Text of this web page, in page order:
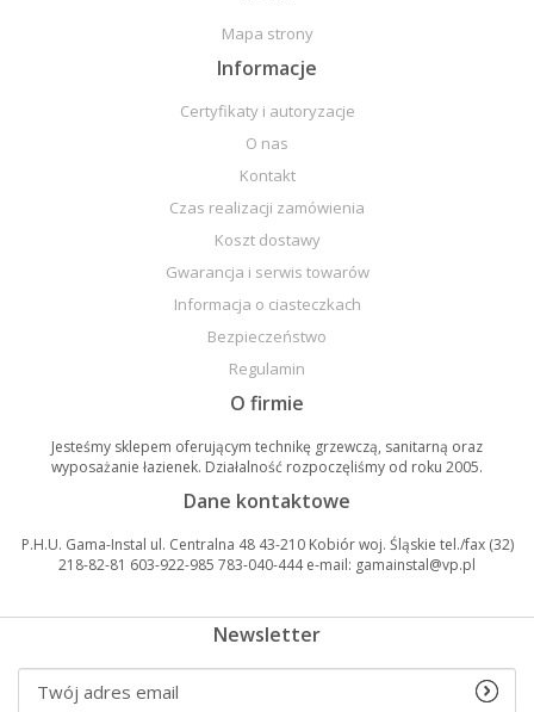
Mapa strony
Informacje
Certyfikaty i autoryzacje
O nas
Kontakt
Czas realizacji zamówienia
Koszt dostawy
Gwarancja i serwis towarów
Informacja o ciasteczkach
Bezpieczeństwo
Regulamin
O firmie
Jesteśmy sklepem oferującym technikę grzewczą, sanitarną oraz
wyposażanie łazienek. Działalność rozpoczęliśmy od roku 2005.
Dane kontaktowe
P.H.U. Gama-Instal ul. Centralna 48 43-210 Kobiór woj. Śląskie tel./fax (32)
218-82-81 603-922-985 783-040-444 e-mail: gamainstal@vp.pl
Newsletter